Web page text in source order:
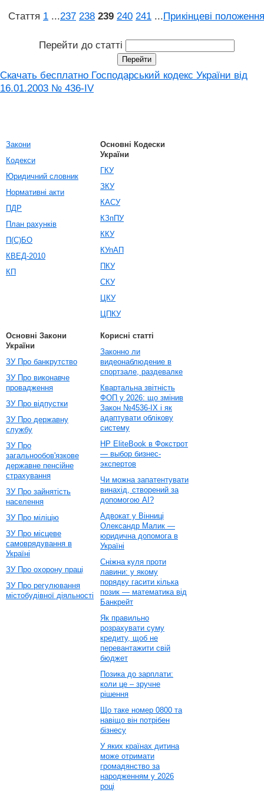
Стаття 1 ...237 238 239 240 241 ...Прикінцеві положення
Перейти до статті
Скачать бесплатно Господарський кодекс України від
16.01.2003 № 436-IV
Закони
Кодекси
Юридичний словник
Нормативні акти
ПДР
План рахунків
П(С)БО
КВЕД-2010
КП
Основні Кодески
України
ГКУ
ЗКУ
КАСУ
КЗпПУ
ККУ
КУпАП
ПКУ
СКУ
ЦКУ
ЦПКУ
Основні Закони
України
ЗУ Про банкрутство
ЗУ Про виконавче
провадження
ЗУ Про відпустки
ЗУ Про державну
службу
ЗУ Про
загальнообов'язкове
державне пенсійне
страхування
ЗУ Про зайнятість
населення
ЗУ Про міліцію
ЗУ Про місцеве
самоврядування в
Україні
ЗУ Про охорону праці
ЗУ Про регулювання
містобудівної діяльності
Корисні статті
Законно ли
видеонаблюдение в
спортзале, раздевалке
Квартальна звітність
ФОП у 2026: що змінив
Закон №4536-IX і як
адаптувати облікову
систему
HP EliteBook в Фокстрот
— выбор бизнес-
экспертов
Чи можна запатентувати
винахід, створений за
допомогою AI?
Адвокат у Вінниці
Олександр Малик —
юридична допомога в
Україні
Сніжна куля проти
лавини: у якому
порядку гасити кілька
позик — математика від
Банкрейт
Як правильно
розрахувати суму
кредиту, щоб не
перевантажити свій
бюджет
Позика до зарплати:
коли це – зручне
рішення
Що таке номер 0800 та
навіщо він потрібен
бізнесу
У яких країнах дитина
може отримати
громадянство за
народженням у 2026
році